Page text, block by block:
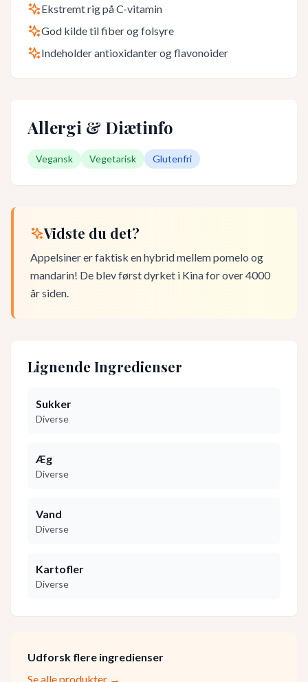
Ekstremt rig på C-vitamin
God kilde til fiber og folsyre
Indeholder antioxidanter og flavonoider
Allergi & Diætinfo
Vegansk Vegetarisk Glutenfri
Vidste du det?
Appelsiner er faktisk en hybrid mellem pomelo og
mandarin! De blev først dyrket i Kina for over 4000
år siden.
Lignende Ingredienser
Sukker
Diverse
Æg
Diverse
Vand
Diverse
Kartofler
Diverse
Udforsk flere ingredienser
Se alle produkter →